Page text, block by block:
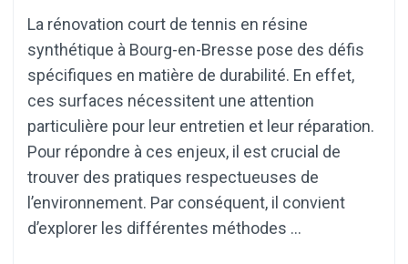
La rénovation court de tennis en résine
synthétique à Bourg-en-Bresse pose des défis
spécifiques en matière de durabilité. En effet,
ces surfaces nécessitent une attention
particulière pour leur entretien et leur réparation.
Pour répondre à ces enjeux, il est crucial de
trouver des pratiques respectueuses de
l’environnement. Par conséquent, il convient
d’explorer les différentes méthodes …